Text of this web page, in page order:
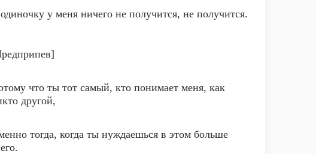
у меня ничего не получится, не получится.
что ты тот самый, кто понимает меня, как
другой,
тогда, когда ты нуждаешься в этом больше